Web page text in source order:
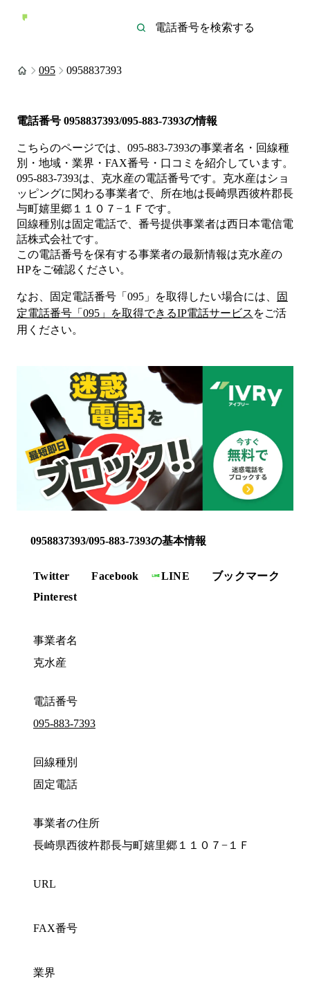
095 0958837393
電話番号 0958837393/095-883-7393の情報
こちらのページでは、 095-883-7393の事業者名・回線種
別・地域・業界・FAX番号・口コミを紹介しています。
095-883-7393は、 克水産の電話番号です。 克水産はショ
ッピングに関わる事業者で、所在地は長崎県西彼杵郡長
与町嬉里郷１１０７−１Ｆ です。
回線種別は固定電話で、番号提供事業者は西日本電信電
話株式会社です。
この電話番号を保有する事業者の最新情報は克水産の
HPをご確認ください。
なお、固定電話番号「 095 」を取得したい場合には、
固
定電話番号「 095 」を取得できるIP電話サービス をご活
用ください。
0958837393/095-883-7393の基本情報
Twitter Facebook LINE
ブックマーク
Pinterest
事業者名
克水産
電話番号
095-883-7393
回線種別
固定電話
事業者の住所
長崎県西彼杵郡長与町嬉里郷１１０７−１Ｆ
URL
FAX番号
業界